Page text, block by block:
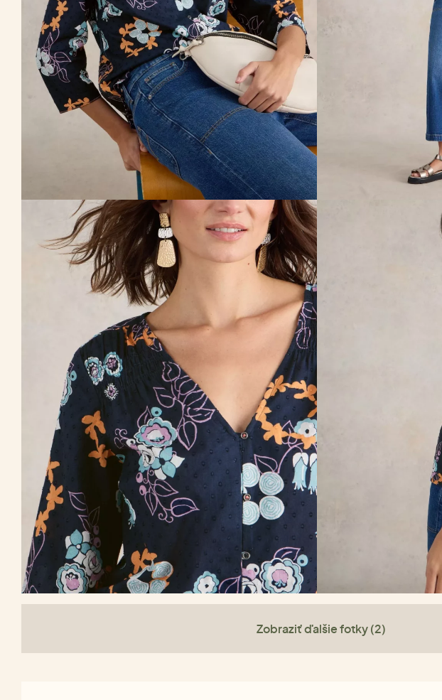
Zobraziť ďalšie fotky (2)